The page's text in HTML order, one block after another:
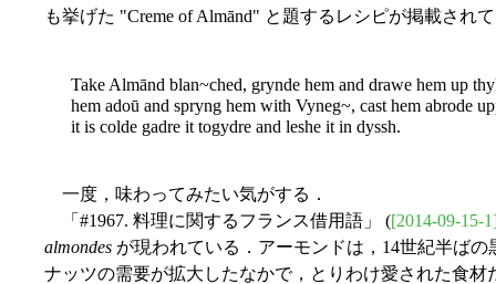
も挙げた "Creme of Almānd" と題するレシピが掲載され
Take Almānd blan~ched, grynde hem and drawe hem up
hem adoū and spryng hem with Vyneg~, cast hem abrode
it is colde gadre it togydre and leshe it in dyssh.
一度，味わってみたい気がする．
「#1967. 料理に関するフランス借用語」 ([2014-09-15-
almondes が現われている．アーモンドは，14世紀半ば
ナッツの需要が拡大したなかで，とりわけ愛された食材